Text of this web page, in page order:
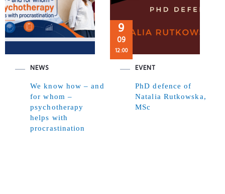
NEWS
We know how – and
for whom –
psychotherapy
helps with
procrastination
9
09
12:00
EVENT
PhD defence of
Natalia Rutkowska,
MSc